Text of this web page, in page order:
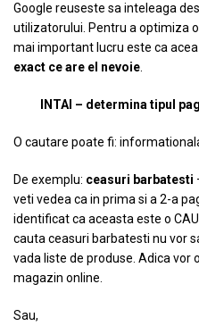
Google reuseste sa inteleaga
utilizatorului. Pentru a optimiza
mai important lucru este ca
exact ce are el nevoie.
INTAI – determina tipul
O cautare poate fi:
De exemplu: ceasuri barbatesti
veti vedea ca in prima si a 2-a
identificat ca aceasta este o
cauta ceasuri barbatesti nu vor
vada liste de produse. Adica vor
magazin online.
Sau,